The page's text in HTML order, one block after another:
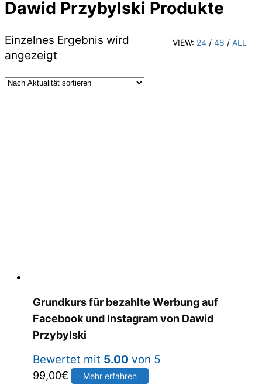
Dawid Przybylski Produkte
VIEW: 24 / 48 / ALL
Einzelnes Ergebnis wird
angezeigt
Grundkurs für bezahlte Werbung auf
Facebook und Instagram von Dawid
Przybylski
Bewertet mit 5.00 von 5
99,00€ Mehr erfahren